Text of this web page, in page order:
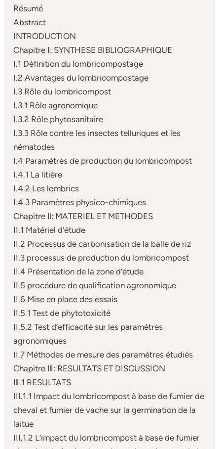
Résumé
Abstract
INTRODUCTION
Chapitre Ⅰ: SYNTHESE BIBLIOGRAPHIQUE
Ⅰ.1 Définition du lombricompostage
Ⅰ.2 Avantages du lombricompostage
Ⅰ.3 Rôle du lombricompost
I.3.1 Rôle agronomique
I.3.2 Rôle phytosanitaire
I.3.3 Rôle contre les insectes telluriques et les
nématodes
Ⅰ.4 Paramètres de production du lombricompost
I.4.1 La litière
I.4.2 Les lombrics
I.4.3 Paramètres physico-chimiques
Chapitre Ⅱ: MATERIEL ET METHODES
II.1 Matériel d’étude
II.2 Processus de carbonisation de la balle de riz
II.3 processus de production du lombricompost
II.4 Présentation de la zone d’étude
II.5 procédure de qualification agronomique
II.6 Mise en place des essais
II.5.1 Test de phytotoxicité
II.5.2 Test d’efficacité sur les paramètres
agronomiques
II.7 Méthodes de mesure des paramètres étudiés
Chapitre Ⅲ: RESULTATS ET DISCUSSION
Ⅲ.1 RESULTATS
III.1.1 Impact du lombricompost à base de fumier de
cheval et fumier de vache sur la germination de la
laitue
III.1.2 L’impact du lombricompost à base de fumier